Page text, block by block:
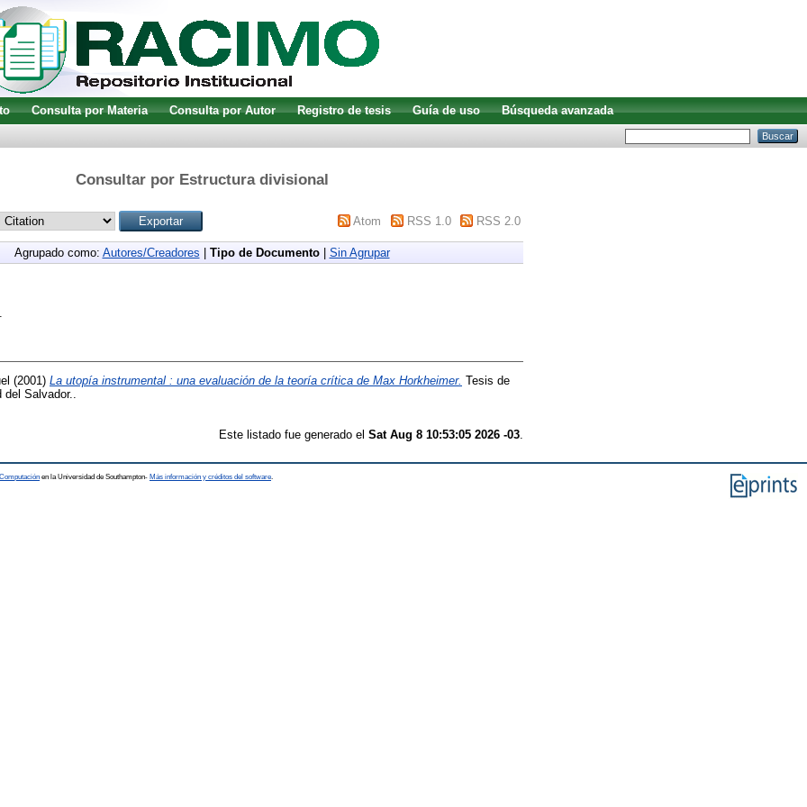
Consulta por Materia Consulta por Autor Registro de tesis Guía de uso
Búsqueda avanzada
Consultar por Estructura divisional
Atom RSS 1.0 RSS 2.0
Agrupado como: Autores/Creadores Tipo de Documento| Sin Agrupar
(2001) La utopía instrumental : una evaluación de la teoría crítica de Max Horkheimer. Tesis de
Salvador..
Este listado fue generado el Sat Aug 8 10:53:05 2026 -03
en la Universidad de Southampton- Más información y créditos del software